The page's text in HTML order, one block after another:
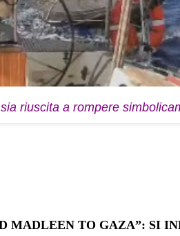
riuscita a rompere
MADLEEN TO GAZA”: SI